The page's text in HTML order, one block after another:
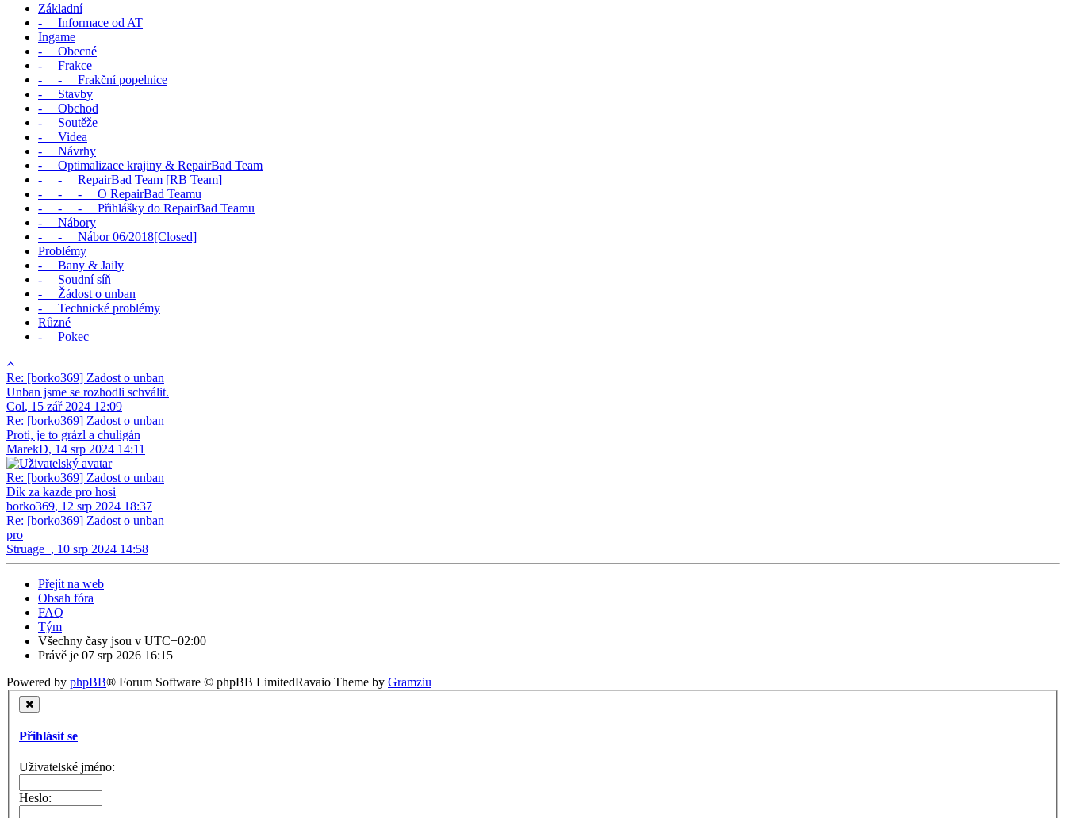
Základní
- Informace od AT
Ingame
- Obecné
- Frakce
- - Frakční popelnice
- Stavby
- Obchod
- Soutěže
- Videa
- Návrhy
- Optimalizace krajiny & RepairBad Team
- - RepairBad Team [RB Team]
- - - O RepairBad Teamu
- - - Přihlášky do RepairBad Teamu
- Nábory
- - Nábor 06/2018[Closed]
Problémy
- Bany & Jaily
- Soudní síň
- Žádost o unban
- Technické problémy
Různé
- Pokec
Re: [borko369] Zadost o unban
Unban jsme se rozhodli schválit.
Col, 15 zář 2024 12:09
Re: [borko369] Zadost o unban
Proti, je to grázl a chuligán
MarekD, 14 srp 2024 14:11
Re: [borko369] Zadost o unban
Dík za kazde pro hosi
borko369, 12 srp 2024 18:37
Re: [borko369] Zadost o unban
pro
Struage_ , 10 srp 2024 14:58
Přejít na web
Obsah fóra
FAQ
Tým
Všechny časy jsou v UTC+02:00
Právě je 07 srp 2026 16:15
Powered by phpBB® Forum Software © phpBB LimitedRavaio Theme by Gramziu
Přihlásit se
Uživatelské jméno:
Heslo: